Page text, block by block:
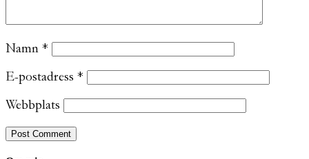
Namn *
E-postadress *
Webbplats